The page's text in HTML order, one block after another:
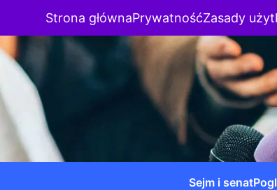
Strona głównaPrywatnośćZasady
Sejm i senat